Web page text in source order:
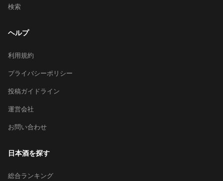
検索
ヘルプ
利用規約
プライバシーポリシー
投稿ガイドライン
運営会社
お問い合わせ
日本酒を探す
総合ランキング